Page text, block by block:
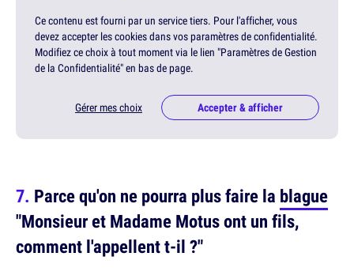
Ce contenu est fourni par un service tiers. Pour l'afficher, vous
devez accepter les cookies dans vos paramètres de confidentialité.
Modifiez ce choix à tout moment via le lien "Paramètres de Gestion
de la Confidentialité" en bas de page.
Gérer mes choix Accepter & afficher
Parce qu'on ne pourra plus faire la blague
"Monsieur et Madame Motus ont un fils,
comment l'appellent t-il ?"